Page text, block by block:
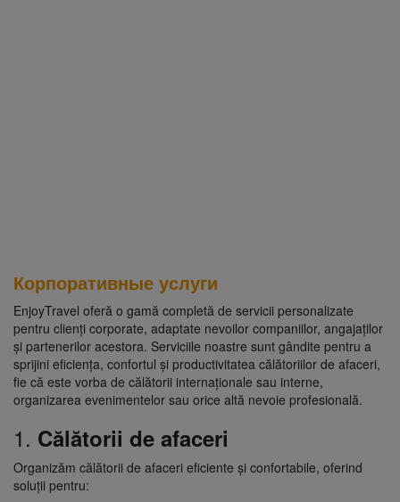
Корпоративные услуги
EnjoyTravel oferă o gamă completă de servicii personalizate
pentru clienți corporate, adaptate nevoilor companiilor, angajaților
și partenerilor acestora. Serviciile noastre sunt gândite pentru a
sprijini eficiența, confortul și productivitatea călătoriilor de afaceri,
fie că este vorba de călătorii internaționale sau interne,
organizarea evenimentelor sau orice altă nevoie profesională.
1. Călătorii de afaceri
Organizăm călătorii de afaceri eficiente și confortabile, oferind
soluții pentru: